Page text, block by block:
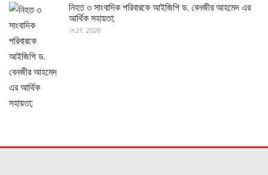
নিহত ৩ সাংবাদিক পরিবারকে আইজিপি ড. বেনজীর আহমেদ এর
আর্থিক সহায়তা;
মে 21, 2020